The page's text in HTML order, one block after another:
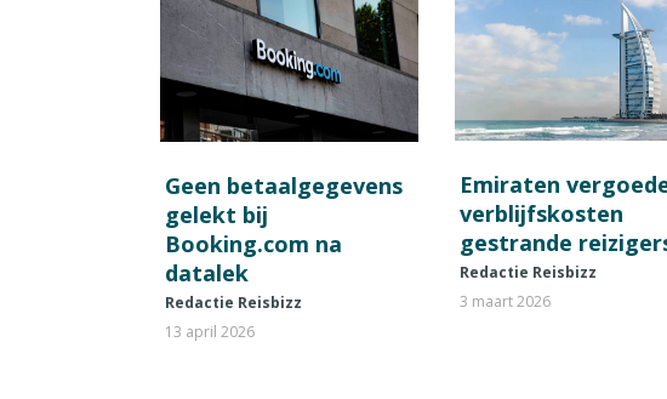
Geen betaalgegevens
gelekt bij
Booking.com na
datalek
Redactie Reisbizz
13 april 2026
Emiraten
verblijfskosten
gestrande
Redactie Reisbizz
3 maart 2026